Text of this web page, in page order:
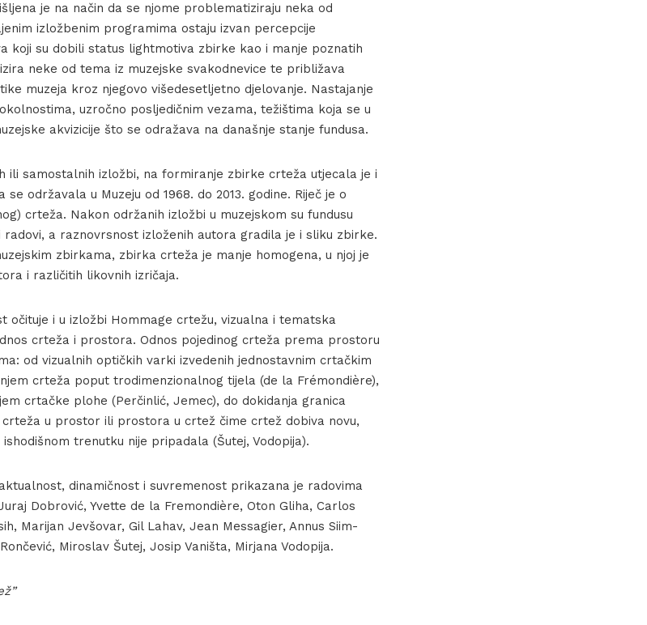
je na način da se njome problematiziraju neka od
izložbenim programima ostaju izvan percepcije
koji su dobili status lightmotiva zbirke kao i manje poznatih
neke od tema iz muzejske svakodnevice te približava
muzeja kroz njegovo višedesetljetno djelovanje. Nastajanje
uzročno posljedičnim vezama, težištima koja se u
akvizicije što se odražava na današnje stanje fundusa.
ili samostalnih izložbi, na formiranje zbirke crteža utjecala je i
održavala u Muzeju od 1968. do 2013. godine. Riječ je o
crteža. Nakon održanih izložbi u muzejskom su fundusu
a raznovrsnost izloženih autora gradila je i sliku zbirke.
zbirkama, zbirka crteža je manje homogena, u njoj je
i različitih likovnih izričaja.
očituje i u izložbi Hommage crtežu, vizualna i tematska
crteža i prostora. Odnos pojedinog crteža prema prostoru
od vizualnih optičkih varki izvedenih jednostavnim crtačkim
crteža poput trodimenzionalnog tijela (de la Frémondière),
crtačke plohe (Perčinlić, Jemec), do dokidanja granica
crteža u prostor ili prostora u crtež čime crtež dobiva novu,
trenutku nije pripadala (Šutej, Vodopija).
dinamičnost i suvremenost prikazana je radovima
Dobrović, Yvette de la Fremondière, Oton Gliha, Carlos
Marijan Jevšovar, Gil Lahav, Jean Messagier, Annus Siim-
Miroslav Šutej, Josip Vaništa, Mirjana Vodopija.